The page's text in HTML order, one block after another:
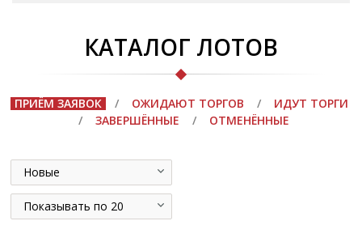
КАТАЛОГ ЛОТОВ
ПРИЁМ ЗАЯВОК / ОЖИДАЮТ ТОРГОВ /
ИДУТ ТОРГИ
/
ЗАВЕРШЁННЫЕ / ОТМЕНЁННЫЕ
Новые
Показывать по 20